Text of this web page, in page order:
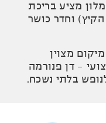
מציע בריכת
וחדר כושר
מצוין
- דן פנורמה
בלתי נשכח.